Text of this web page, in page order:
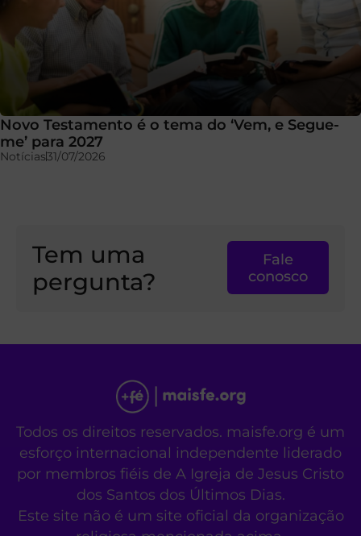
Novo Testamento é o tema do ‘Vem, e Segue-
me’ para 2027
Notícias31/07/2026
Tem uma
pergunta?
Fale
conosco
Todos os direitos reservados. maisfe.org é um
esforço internacional independente liderado
por membros fiéis de A Igreja de Jesus Cristo
dos Santos dos Últimos Dias.
Este site não é um site oficial da organização